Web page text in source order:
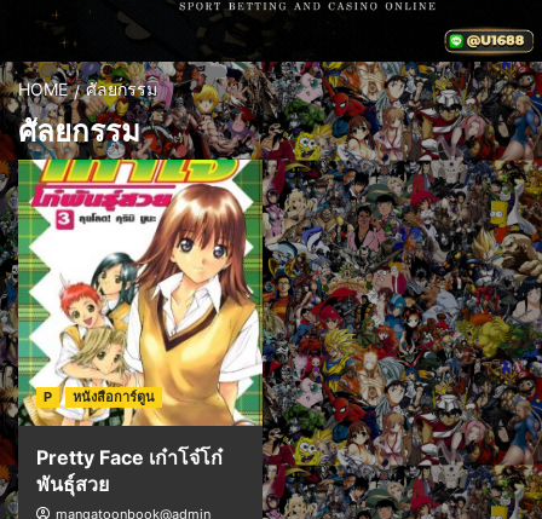
HOME ศัลยกรรม
ศัลยกรรม
P หนังสือการ์ตูน
Pretty Face เก๋าโจ๋โก๋
พันธุ์สวย
mangatoonbook@admin